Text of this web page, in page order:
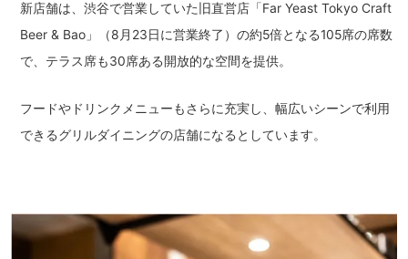
新店舗は、渋谷で営業していた旧直営店「Far Yeast Tokyo Craft
Beer & Bao」（8月23日に営業終了）の約5倍となる105席の席数
で、テラス席も30席ある開放的な空間を提供。
フードやドリンクメニューもさらに充実し、幅広いシーンで利用
できるグリルダイニングの店舗になるとしています。